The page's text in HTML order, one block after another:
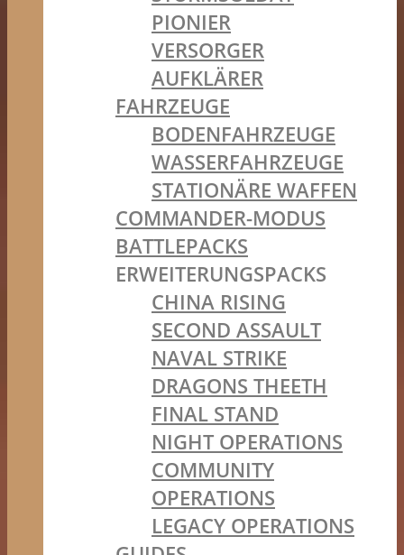
PIONIER
VERSORGER
AUFKLÄRER
FAHRZEUGE
BODENFAHRZEUGE
WASSERFAHRZEUGE
STATIONÄRE WAFFEN
COMMANDER-MODUS
BATTLEPACKS
ERWEITERUNGSPACKS
CHINA RISING
SECOND ASSAULT
NAVAL STRIKE
DRAGONS THEETH
FINAL STAND
NIGHT OPERATIONS
COMMUNITY
OPERATIONS
LEGACY OPERATIONS